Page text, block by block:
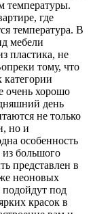
температуры.
где
температура. В
мебели
пластика, не
тому, что
категории
очень хорошо
день
не только
но и
особенность
большого
представлен в
неоновых
подойдут под
красок в